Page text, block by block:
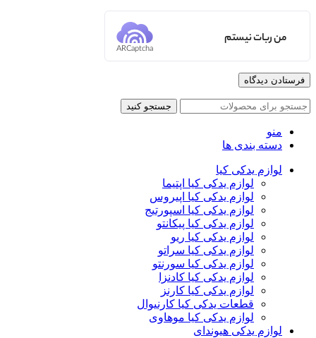
من ربات نیستم
ARCaptcha
جستجو کنید
منو
دسته بندی ها
لوازم یدکی کیا
لوازم یدکی کیا اپتیما
لوازم یدکی کیا اپیروس
لوازم یدکی کیا اسپورتیج
لوازم یدکی کیا پیکانتو
لوازم یدکی کیا ریو
لوازم یدکی کیا سراتو
لوازم یدکی کیا سورنتو
لوازم یدکی کیا کادنزا
لوازم یدکی کیا کارنز
قطعات یدکی کیا کارنیوال
لوازم یدکی کیا موهاوی
لوازم یدکی هیوندای